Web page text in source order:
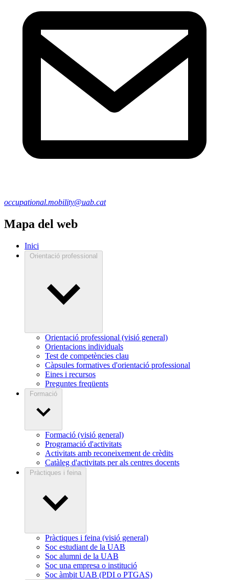
occupational.mobility@uab.cat
Mapa del web
Inici
Orientació professional
Orientació professional (visió general)
Orientacions individuals
Test de competències clau
Càpsules formatives d'orientació professional
Eines i recursos
Preguntes freqüents
Formació
Formació (visió general)
Programació d'activitats
Activitats amb reconeixement de crèdits
Catàleg d'activitats per als centres docents
Pràctiques i feina
Pràctiques i feina (visió general)
Soc estudiant de la UAB
Soc alumni de la UAB
Soc una empresa o institució
Soc àmbit UAB (PDI o PTGAS)